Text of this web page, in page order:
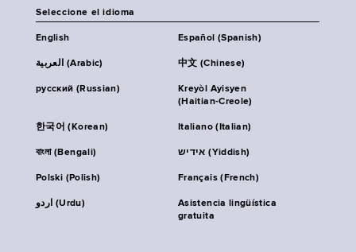
Seleccione el idioma
English Español (Spanish)
العربية (Arabic) 中文 (Chinese)
русский (Russian)
Kreyòl Ayisyen
(Haitian-Creole)
한국어 (Korean) Italiano (Italian)
বাংলা (Bengali) אידיש (Yiddish)
Polski (Polish) Français (French)
اردو (Urdu)
Asistencia lingüística
gratuita